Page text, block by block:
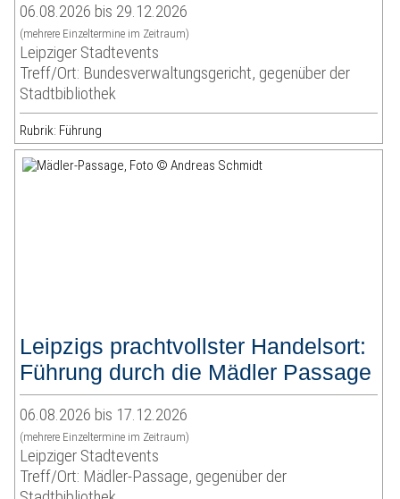
06.08.2026 bis 29.12.2026
(mehrere Einzeltermine im Zeitraum)
Leipziger Stadtevents
Treff/Ort: Bundesverwaltungsgericht, gegenüber der
Stadtbibliothek
Rubrik: Führung
Leipzigs prachtvollster Handelsort:
Führung durch die Mädler Passage
06.08.2026 bis 17.12.2026
(mehrere Einzeltermine im Zeitraum)
Leipziger Stadtevents
Treff/Ort: Mädler-Passage, gegenüber der